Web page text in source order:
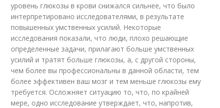
уровень глюкозы в крови снижался сильнее, что было
интерпретировано исследователями, в результате
повышенных умственных усилий. Некоторые
исследования показали, что люди, плохо решающие
определенные задачи, прилагают больше умственных
усилий и тратят больше глюкозы, а, с другой стороны,
чем более вы профессиональны в данной области, тем
более эффективен ваш мозг и тем меньше глюкозы ему
требуется. Осложняет ситуацию то, что, по крайней
мере, одно исследование утверждает, что, напротив,